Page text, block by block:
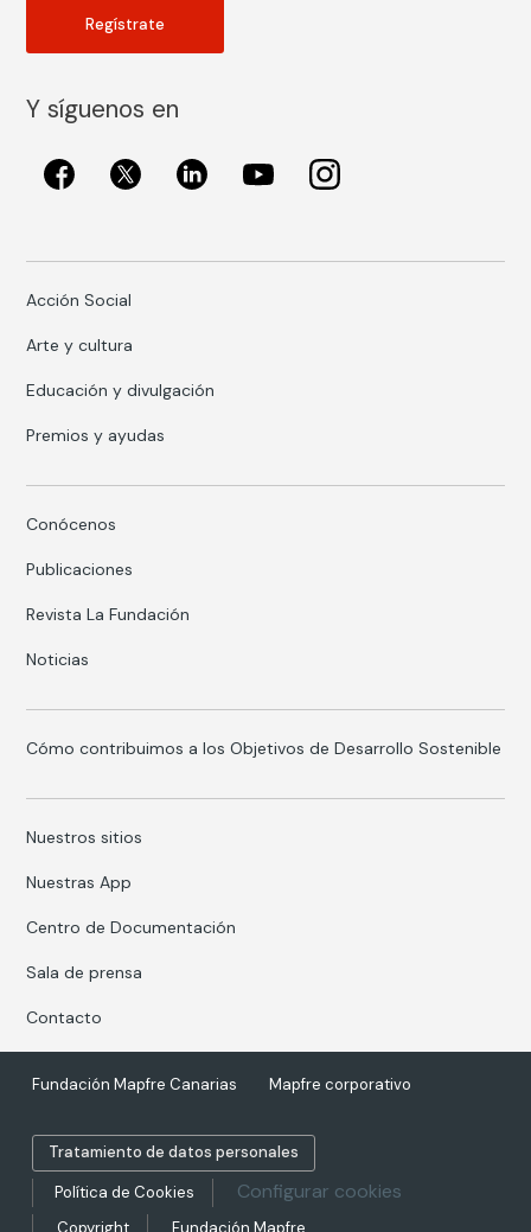
Regístrate
Y síguenos en
Acción Social
Arte y cultura
Educación y divulgación
Premios y ayudas
Conócenos
Publicaciones
Revista La Fundación
Noticias
Cómo contribuimos a los Objetivos de Desarrollo Sostenible
Nuestros sitios
Nuestras App
Centro de Documentación
Sala de prensa
Contacto
Fundación Mapfre Canarias Mapfre corporativo
Tratamiento de datos personales
Política de Cookies
Configurar cookies